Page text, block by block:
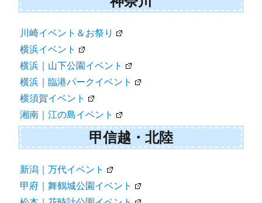
川崎イベント＆お祭り
横浜イベント
横浜｜山下公園イベント
横浜｜臨港パークイベント
横須賀イベント
湘南｜江の島イベント
甲信越・北陸
新潟｜万代イベント
甲府｜舞鶴城公園イベント